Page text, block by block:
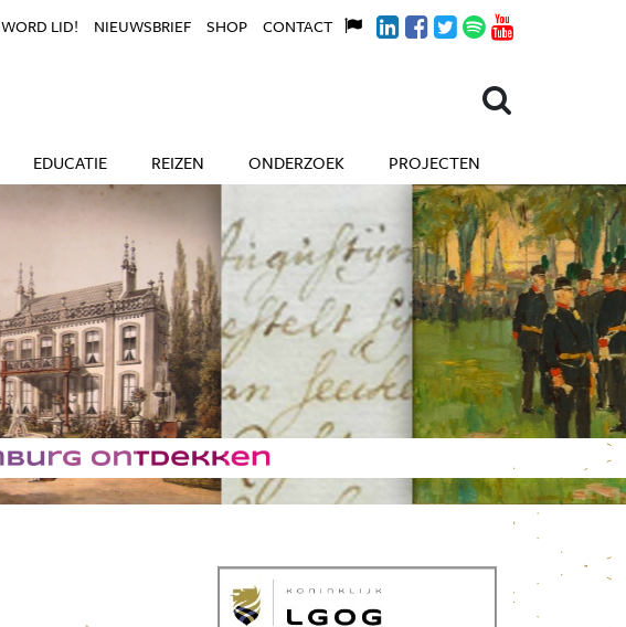
EDUCATIE REIZEN ONDERZOEK PROJECTEN
WORD LID! NIEUWSBRIEF SHOP CONTACT